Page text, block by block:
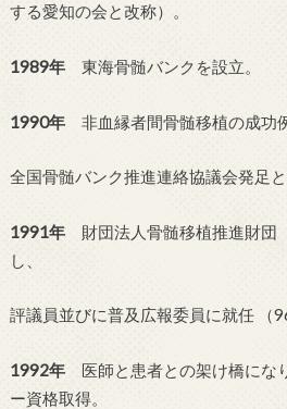
する愛知の会と改称）。
1989年東海骨髄バンクを設立。
1990年非血縁者間骨髄移植の成功例
全国骨髄バンク推進連絡協議会発足
1991年財団法人骨髄移植推進財団
し、
評議員並びに普及広報委員に就任 （
1992年医師と患者との架け橋にな
ー資格取得。